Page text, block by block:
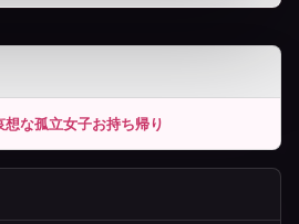
想な孤立女子お持ち帰り